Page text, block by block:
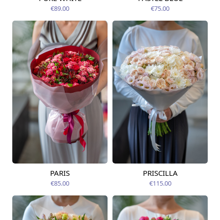
€89.00 €75.00
Pieejams šodien
PARIS
€85.00
Pieejams šodien
PRISCILLA
€115.00